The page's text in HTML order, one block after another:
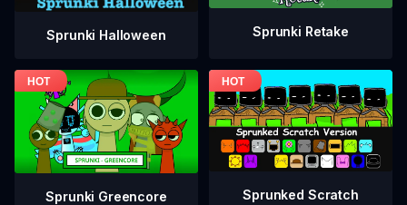
Sprunki Halloween Sprunki Retake
Sprunki Greencore Sprunked Scratch